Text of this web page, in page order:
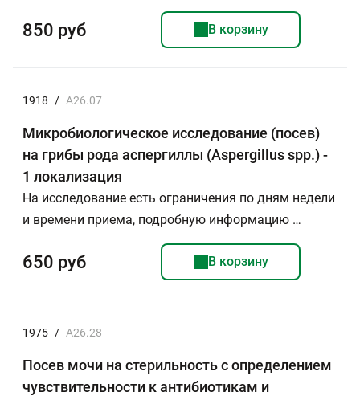
850 руб В корзину
1918 / А26.07
Микробиологическое исследование (посев)
на грибы рода аспергиллы (Aspergillus spp.) -
1 локализация
На исследование есть ограничения по дням недели
и времени приема, подробную информацию …
650 руб В корзину
1975 / А26.28
Посев мочи на стерильность с определением
чувствительности к антибиотикам и